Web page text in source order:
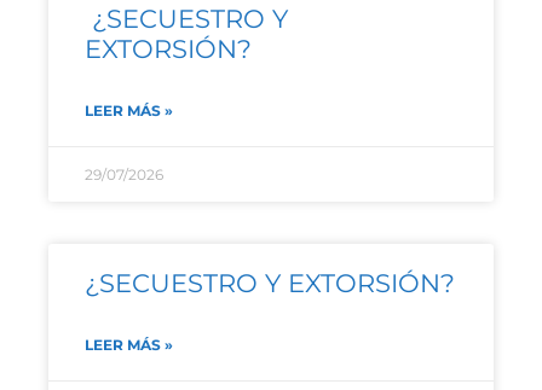
¿SECUESTRO Y
EXTORSIÓN?
LEER MÁS »
29/07/2026
¿SECUESTRO Y EXTORSIÓN?
LEER MÁS »